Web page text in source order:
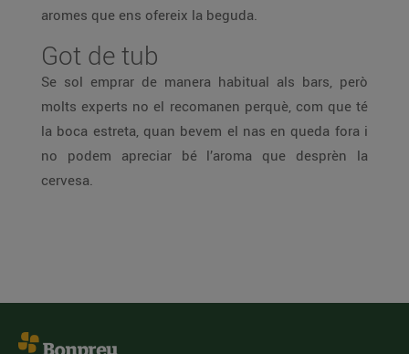
aromes que ens ofereix la beguda.
Got de tub
Se sol emprar de manera habitual als bars, però
molts experts no el recomanen perquè, com que té
la boca estreta, quan bevem el nas en queda fora i
no podem apreciar bé l’aroma que desprèn la
cervesa.